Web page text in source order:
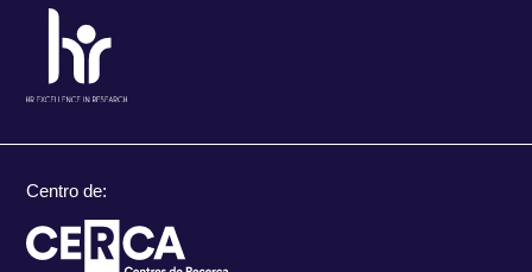
Centro de: